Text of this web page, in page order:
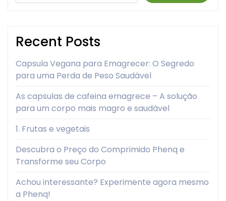
Recent Posts
Capsula Vegana para Emagrecer: O Segredo
para uma Perda de Peso Saudável
As capsulas de cafeina emagrece – A solução
para um corpo mais magro e saudável
1. Frutas e vegetais
Descubra o Preço do Comprimido Phenq e
Transforme seu Corpo
Achou interessante? Experimente agora mesmo
a Phenq!